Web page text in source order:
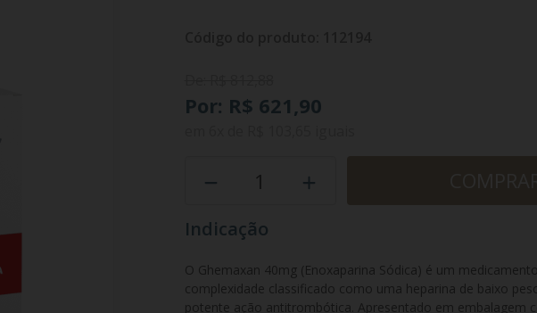
Por: R$ 621,90
Indicação
O Ghemaxan 40mg (Enoxaparina Sódica) é um
complexidade classificado como uma heparina de baixo
potente ação antitrombótica. Apresentado em embalagem